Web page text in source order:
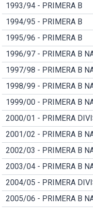
1993/94 - PRIMERA B
1994/95 - PRIMERA B
1995/96 - PRIMERA B
1996/97 - PRIMERA B
1997/98 - PRIMERA B
1998/99 - PRIMERA B
1999/00 - PRIMERA B
2000/01 - PRIMERA
2001/02 - PRIMERA B
2002/03 - PRIMERA B
2003/04 - PRIMERA B
2004/05 - PRIMERA
2005/06 - PRIMERA B